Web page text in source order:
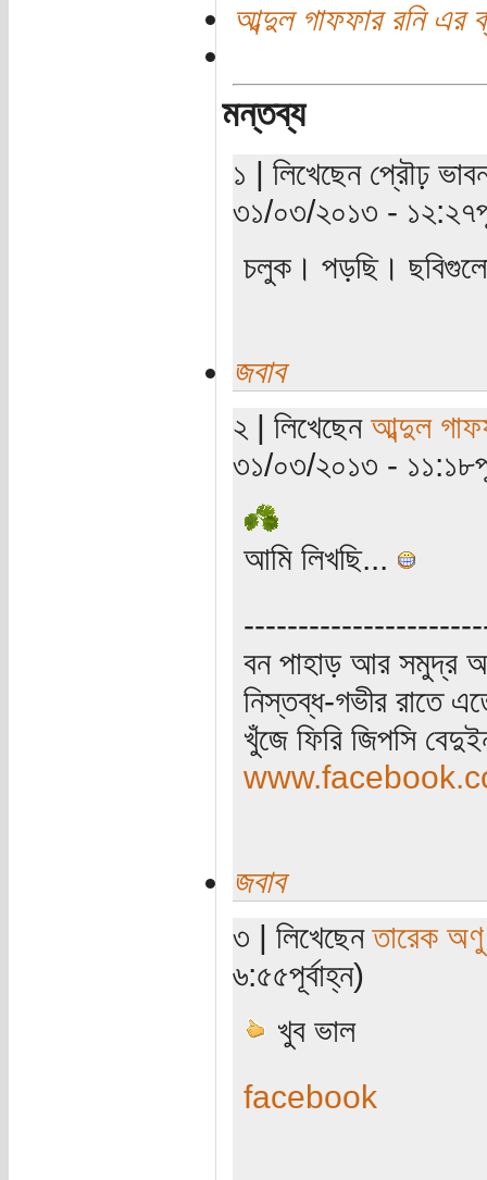
আব্দুল গাফফার রনি এর
মন্তব্য
১ | লিখেছেন প্রৌঢ়
৩১/০৩/২০১৩ -
চলুক। পড়ছি।
জবাব
২ | লিখেছেন আব্দুল
৩১/০৩/২০১৩ -
আমি লিখছি...
বন পাহাড় আর সমুদ্র
নিস্তব্ধ-গভীর রাতে
খুঁজে ফিরি জিপসি
জবাব
৩ | লিখেছেনতারেক অণু
৬:৫৫পূর্বাহ্ন)
খুব ভাল
facebook